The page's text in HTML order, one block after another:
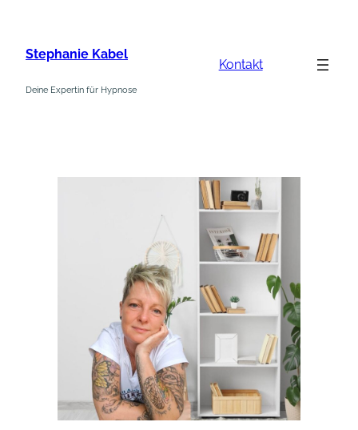
springen
Stephanie Kabel
Deine Expertin für Hypnose
Kontakt